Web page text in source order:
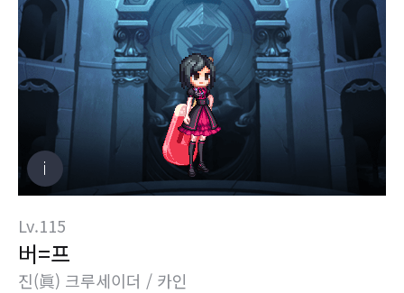
Lv.115
버=프
진(眞) 크루세이더 / 카인